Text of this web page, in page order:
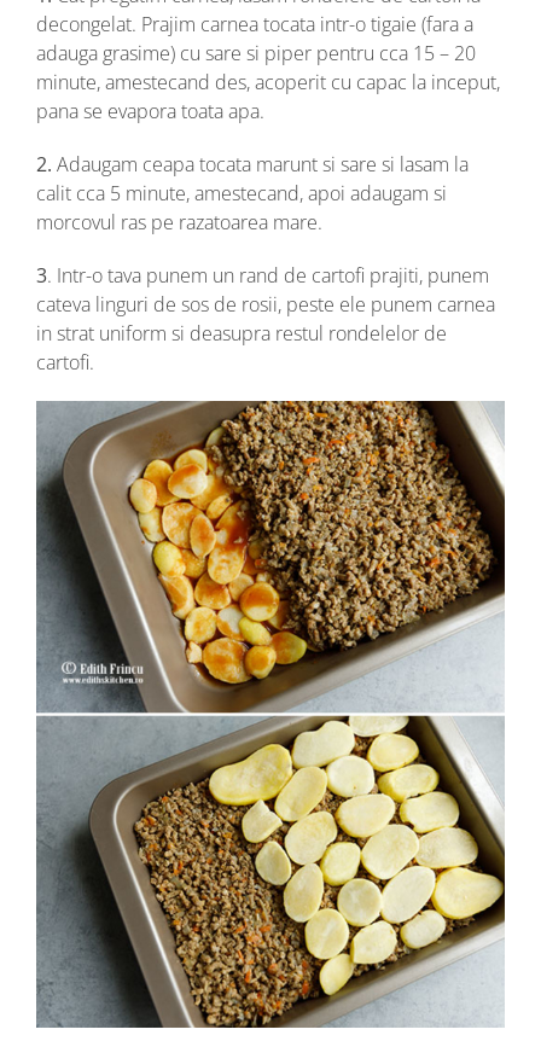
decongelat. Prajim carnea tocata intr-o tigaie (fara a
adauga grasime) cu sare si piper pentru cca 15 – 20
minute, amestecand des, acoperit cu capac la inceput,
pana se evapora toata apa.
2. Adaugam ceapa tocata marunt si sare si lasam la
calit cca 5 minute, amestecand, apoi adaugam si
morcovul ras pe razatoarea mare.
3. Intr-o tava punem un rand de cartofi prajiti, punem
cateva linguri de sos de rosii, peste ele punem carnea
in strat uniform si deasupra restul rondelelor de
cartofi.